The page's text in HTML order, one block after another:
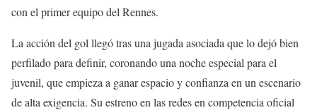
con el primer equipo del Rennes.
La acción del gol llegó tras una jugada asociada que lo dejó bien
perfilado para definir, coronando una noche especial para el
juvenil, que empieza a ganar espacio y confianza en un escenario
de alta exigencia. Su estreno en las redes en competencia oficial